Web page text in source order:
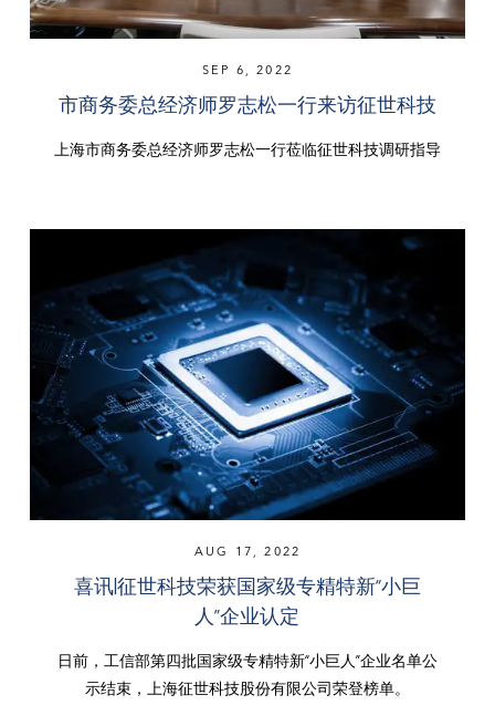
SEP 6, 2022
市商务委总经济师罗志松一行来访征世科技
上海市商务委总经济师罗志松一行莅临征世科技调研指导
AUG 17, 2022
喜讯|征世科技荣获国家级专精特新“小巨
人”企业认定
日前，工信部第四批国家级专精特新“小巨人”企业名单公
示结束，上海征世科技股份有限公司荣登榜单。